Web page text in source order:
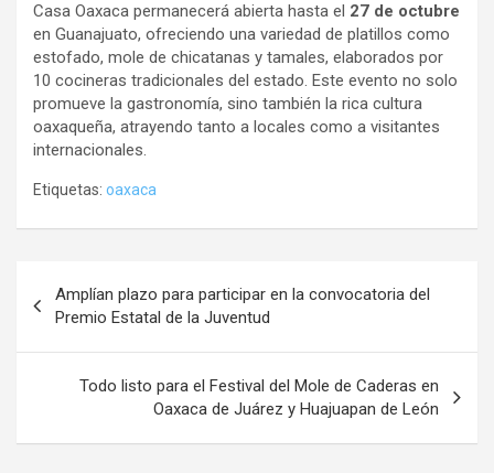
Casa Oaxaca permanecerá abierta hasta el 27 de octubre
en Guanajuato, ofreciendo una variedad de platillos como
estofado, mole de chicatanas y tamales, elaborados por
10 cocineras tradicionales del estado. Este evento no solo
promueve la gastronomía, sino también la rica cultura
oaxaqueña, atrayendo tanto a locales como a visitantes
internacionales.
Etiquetas: oaxaca
de
entradas
Amplían plazo para participar en la convocatoria del
Premio Estatal de la Juventud
Todo listo para el Festival del Mole de Caderas en
Oaxaca de Juárez y Huajuapan de León